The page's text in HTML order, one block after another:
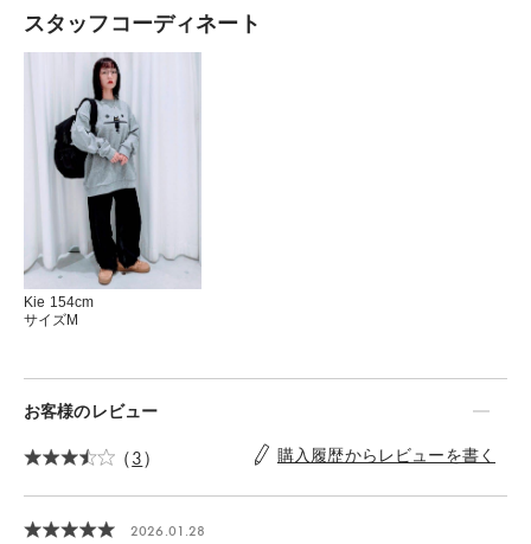
スタッフコーディネート
Kie 154cm
サイズM
お客様のレビュー
（3） 購入履歴からレビューを書く
2026.01.28